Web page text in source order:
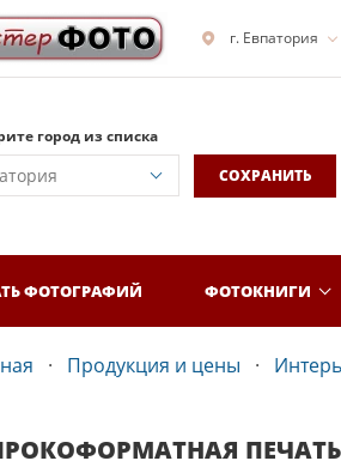
г. Евпатория
город из списка
СОХРАНИТЬ
ФОТОГРАФИЙ ФОТОКНИГИ
Продукция и цены
ПЕЧАТЬ